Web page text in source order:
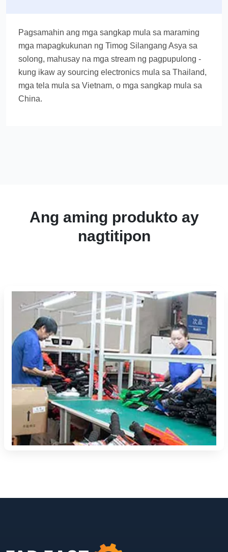
Pagsamahin ang mga sangkap mula sa maraming
mga mapagkukunan ng Timog Silangang Asya sa
solong, mahusay na mga stream ng pagpupulong -
kung ikaw ay sourcing electronics mula sa Thailand,
mga tela mula sa Vietnam, o mga sangkap mula sa
China.
Ang aming produkto ay
nagtitipon